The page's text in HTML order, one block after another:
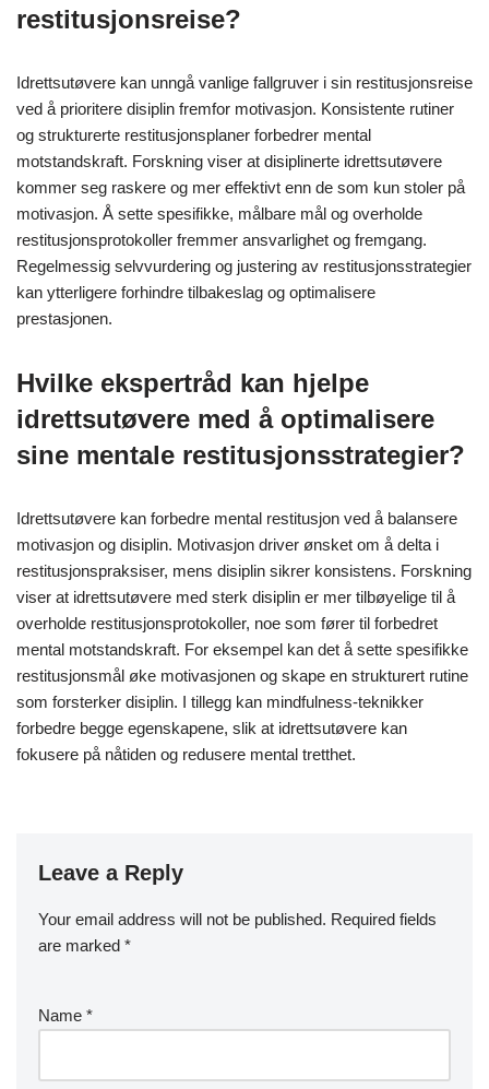
restitusjonsreise?
Idrettsutøvere kan unngå vanlige fallgruver i sin restitusjonsreise
ved å prioritere disiplin fremfor motivasjon. Konsistente rutiner
og strukturerte restitusjonsplaner forbedrer mental
motstandskraft. Forskning viser at disiplinerte idrettsutøvere
kommer seg raskere og mer effektivt enn de som kun stoler på
motivasjon. Å sette spesifikke, målbare mål og overholde
restitusjonsprotokoller fremmer ansvarlighet og fremgang.
Regelmessig selvvurdering og justering av restitusjonsstrategier
kan ytterligere forhindre tilbakeslag og optimalisere
prestasjonen.
Hvilke ekspertråd kan hjelpe
idrettsutøvere med å optimalisere
sine mentale restitusjonsstrategier?
Idrettsutøvere kan forbedre mental restitusjon ved å balansere
motivasjon og disiplin. Motivasjon driver ønsket om å delta i
restitusjonspraksiser, mens disiplin sikrer konsistens. Forskning
viser at idrettsutøvere med sterk disiplin er mer tilbøyelige til å
overholde restitusjonsprotokoller, noe som fører til forbedret
mental motstandskraft. For eksempel kan det å sette spesifikke
restitusjonsmål øke motivasjonen og skape en strukturert rutine
som forsterker disiplin. I tillegg kan mindfulness-teknikker
forbedre begge egenskapene, slik at idrettsutøvere kan
fokusere på nåtiden og redusere mental tretthet.
Leave a Reply
Your email address will not be published. Required fields
are marked *
Name *